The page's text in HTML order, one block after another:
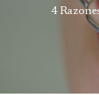
4